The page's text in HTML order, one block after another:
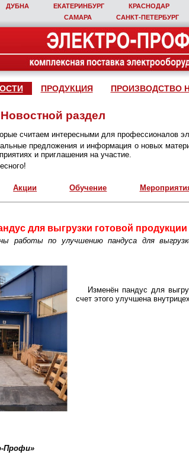
ДУБНА ЕКАТЕРИНБУРГ КРАСНОДАР
САМАРА
САНКТ‑ПЕТЕРБУРГ
ПРОДУКЦИЯ ПРОИЗВОДСТВО
Новостной раздел
считаем интересными для профессионалов
предложения и информация о новых
и приглашения на участие.
Акции Обучение
для выгрузки готовой продукции
работы по улучшению пандуса для
Изменён пандус для
счет этого улучшена
Профи»